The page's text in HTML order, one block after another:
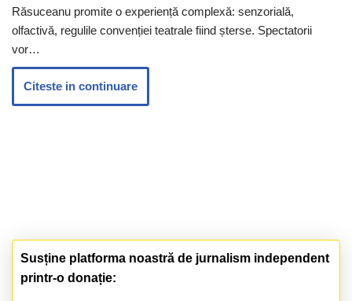
Răsuceanu promite o experiență complexă: senzorială,
olfactivă, regulile convenției teatrale fiind șterse. Spectatorii
vor…
Citeste in continuare
Susține platforma noastră de jurnalism independent
printr-o donație: